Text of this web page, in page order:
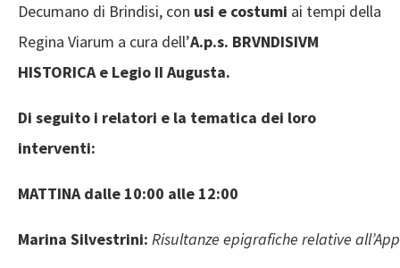
Decumano di Brindisi, con usi e costumi ai tempi della
Regina Viarum a cura dell’A.p.s. BRVNDISIVM
HISTORICA e Legio II Augusta.
Di seguito i relatori e la tematica dei loro
interventi:
MATTINA dalle 10:00 alle 12:00
Marina Silvestrini: Risultanze epigrafiche relative